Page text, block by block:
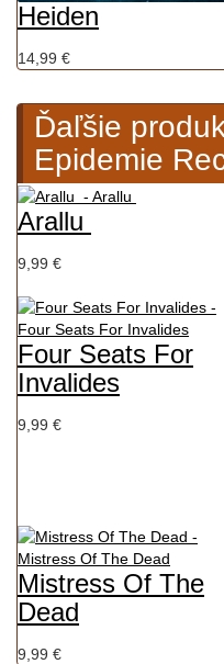
Heiden
14,99 €
Ďaľšie
Epidemie
Arallu ‎
9,99 €
Four Seats For
Invalides
9,99 €
Mistress Of The
Dead
9,99 €